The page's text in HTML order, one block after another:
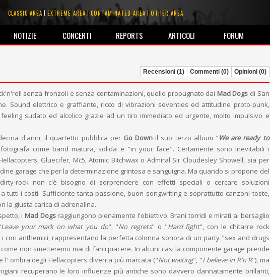
CLASSIC AREA EXTREME AREA CONTAMINATED AREA OTHER AREA
NOTIZIE CONCERTI REPORTS ARTICOLI FORUM
Recensioni (1) Commenti (0) Opinioni (0)
senza fronzoli e senza contaminazioni, quello propugnato dai Mad Dogs di San
Sound elettrico e graffiante, ricco di vibrazioni seventies ed attitudine proto-punk,
sudato ed alcolico grazie ad un tiro immediato ed urgente, molto impulsivo e
d'anni, il quartetto pubblica per Go Down il suo terzo album "We are ready to
come band matura, solida e "in your face". Certamente sono inevitabili i
Gluecifer, Mc5, Atomic Bitchwax o Admiral Sir Cloudesley Showell, sia per
garage che per la determinazione grintosa e sanguigna. Ma quando si propone del
rock non c'è bisogno di sorprendere con effetti speciali o cercare soluzioni
tutti i costi. Sufficiente tanta passione, buon songwriting e soprattutto canzoni toste,
la giusta carica di adrenalina.
i Mad Dogsraggiungono pienamente l'obiettivo. Brani torridi e mirati al bersaglio
Leave your mark on what you do", "No regrets" o "Hard fight", con le chitarre rock
cori anthemici, rappresentano la perfetta colonna sonora di un party "sex and drugs
non smetteremo mai di farci piacere. In alcuni casi la componente garage prende
l' ombra degli Hellacopters diventa più marcata ("Not waiting", "I believe in R'n'R"), ma
recuperano le loro influenze più antiche sono davvero dannatamente brillanti,